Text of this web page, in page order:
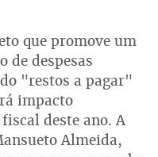
que promove um
de despesas
"restos a pagar"
impacto
deste ano. A
Almeida,